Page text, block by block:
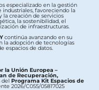
especializado en la gestión
favoreciendo la
la creación de servicios
la sostenibilidad, el
de infraestructuras.
continúa avanzando en su
la adopción de tecnologías
espacios de datos.
la Unión Europea –
de Recuperación,
del Programa Kit Espacios de
2026/C055/05817025